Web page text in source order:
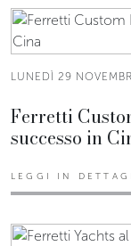
LUNEDÌ 29
Ferretti
successo in
LEGGI IN